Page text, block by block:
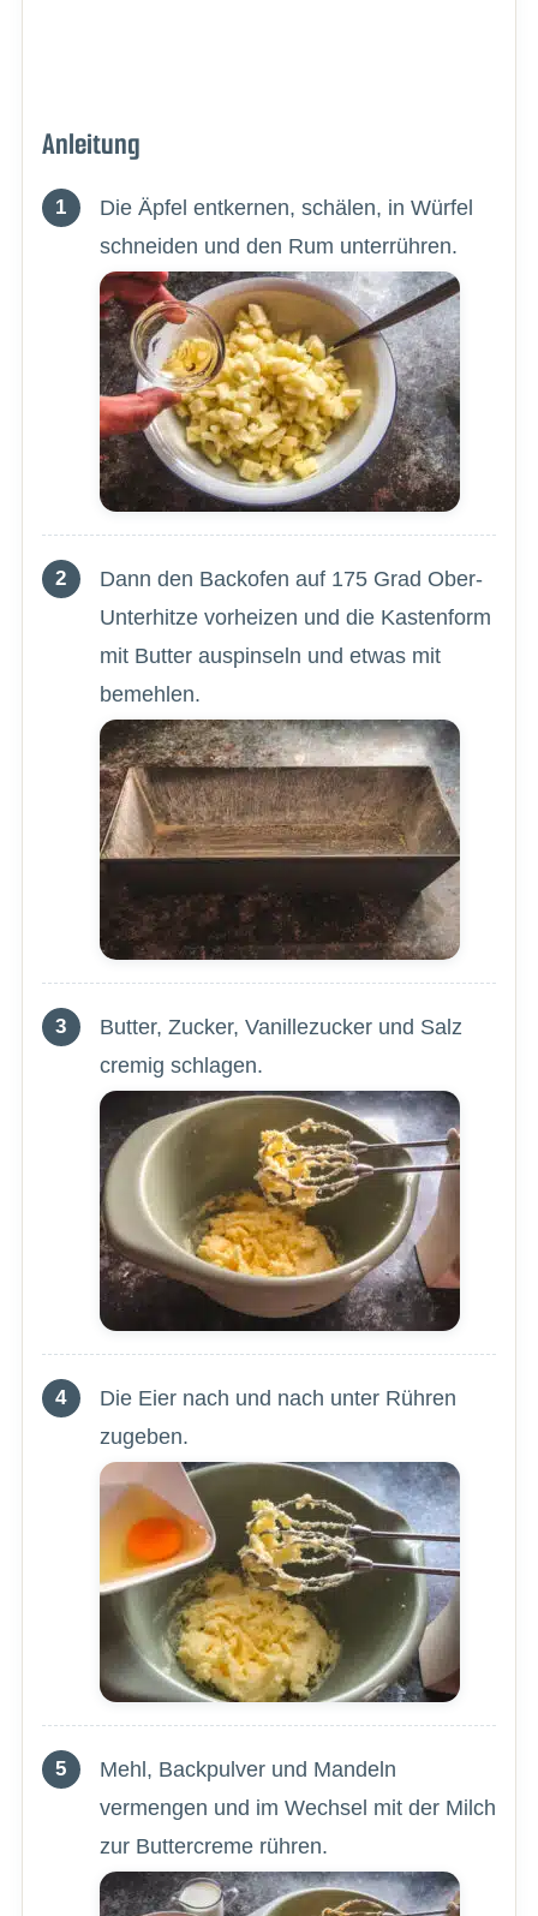
Anleitung
Die Äpfel entkernen, schälen, in Würfel
schneiden und den Rum unterrühren.
Dann den Backofen auf 175 Grad Ober-
Unterhitze vorheizen und die Kastenform
mit Butter auspinseln und etwas mit
bemehlen.
Butter, Zucker, Vanillezucker und Salz
cremig schlagen.
Die Eier nach und nach unter Rühren
zugeben.
Mehl, Backpulver und Mandeln
vermengen und im Wechsel mit der Milch
zur Buttercreme rühren.